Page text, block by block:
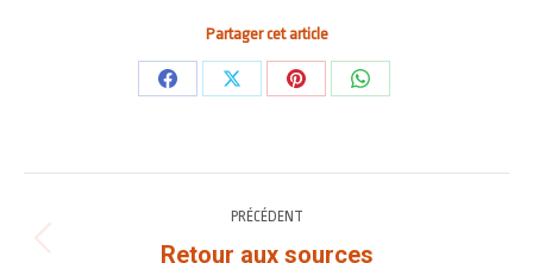
Partager cet article
PartagerPartagerPartagerPartager
ARTICLE
PRÉCÉDENT
Article
Retour aux sources